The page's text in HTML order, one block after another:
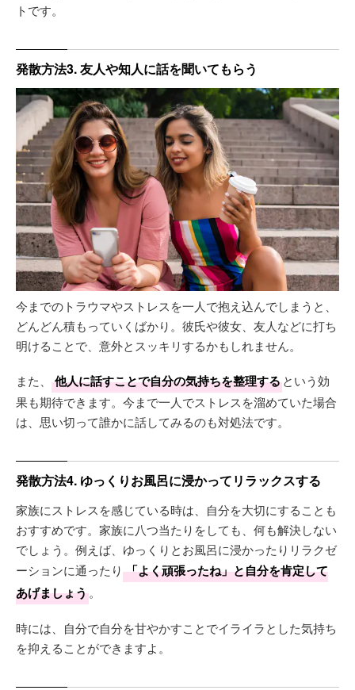
トです。
発散方法3. 友人や知人に話を聞いてもらう
今までのトラウマやストレスを一人で抱え込んでしまうと、
どんどん積もっていくばかり。彼氏や彼女、友人などに打ち
明けることで、意外とスッキリするかもしれません。
また、 他人に話すことで自分の気持ちを整理するという効
果も期待できます。今まで一人でストレスを溜めていた場合
は、思い切って誰かに話してみるのも対処法です。
発散方法4. ゆっくりお風呂に浸かってリラックスする
家族にストレスを感じている時は、自分を大切にすることも
おすすめです。家族に八つ当たりをしても、何も解決しない
でしょう。例えば、ゆっくりとお風呂に浸かったりリラクゼ
ーションに通ったり 「よく頑張ったね」と自分を肯定して
あげましょう。
時には、自分で自分を甘やかすことでイライラとした気持ち
を抑えることができますよ。